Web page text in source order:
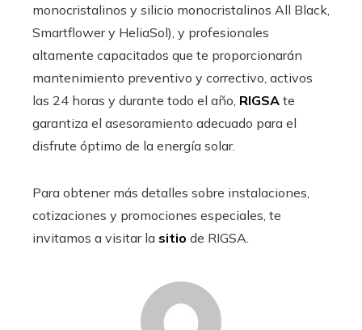
monocristalinos y silicio monocristalinos All Black,
Smartflower y HeliaSol), y profesionales
altamente capacitados que te proporcionarán
mantenimiento preventivo y correctivo, activos
las 24 horas y durante todo el año, RIGSA te
garantiza el asesoramiento adecuado para el
disfrute óptimo de la energía solar.
Para obtener más detalles sobre instalaciones,
cotizaciones y promociones especiales, te
invitamos a visitar la sitio de RIGSA.